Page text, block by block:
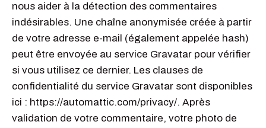
nous aider à la détection des commentaires
indésirables. Une chaîne anonymisée créée à partir
de votre adresse e-mail (également appelée hash)
peut être envoyée au service Gravatar pour vérifier
si vous utilisez ce dernier. Les clauses de
confidentialité du service Gravatar sont disponibles
ici : https://automattic.com/privacy/. Après
validation de votre commentaire, votre photo de